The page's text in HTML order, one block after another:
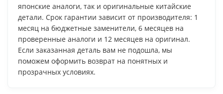
японские аналоги, так и оригинальные китайские
детали. Срок гарантии зависит от производителя: 1
месяц на бюджетные заменители, 6 месяцев на
проверенные аналоги и 12 месяцев на оригинал.
Если заказанная деталь вам не подошла, мы
поможем оформить возврат на понятных и
прозрачных условиях.